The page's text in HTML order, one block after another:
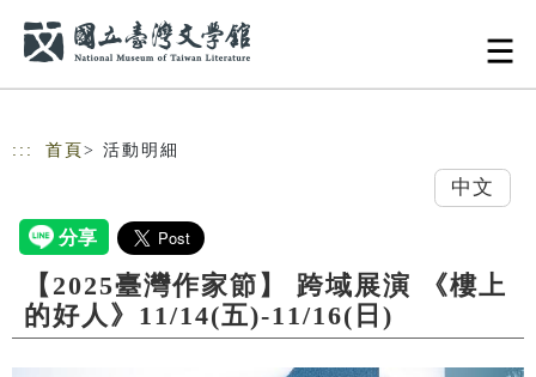
::: 首頁 > 活動明細
中文
【2025臺灣作家節】 跨域展演 《樓上
的好人》11/14(五)-11/16(日)